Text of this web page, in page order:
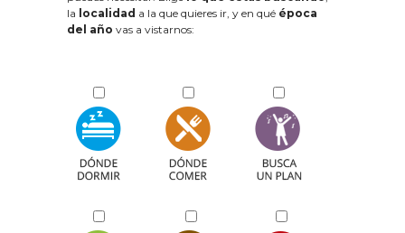
la localidad a la que quieres ir, y en qué época
del año vas a vistarnos: